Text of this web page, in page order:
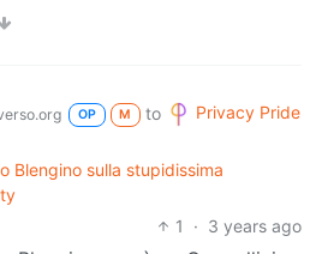
OP M to
Privacy Pride
Blengino sulla stupidissima
1
· 3 years ago